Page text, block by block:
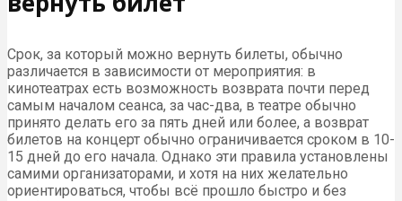
При составлении заявления можно ориентироваться на
Серию и номер билета, также к нему прилагается
сам билет.
Ваши контакты для связи.
Причины, по которым потребовался возврат –
отметим, что указывать их необязательно.
Сумму к возврату и название мероприятия, а также
дату и место его проведения.
Дату подачи заявления.